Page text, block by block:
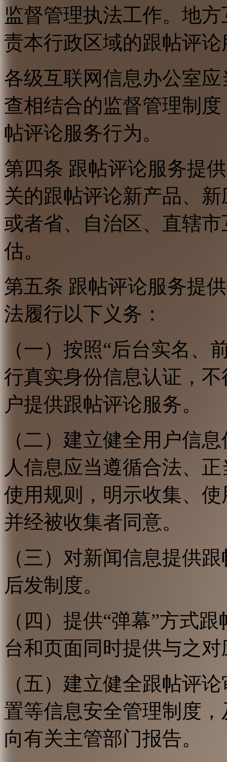
监督管理执法工作。地
责本行政区域的跟帖评
各级互联网信息办公室
查相结合的监督管理制
帖评论服务行为。
第四条 跟帖评论服务提
关的跟帖评论新产品、
或者省、自治区、直辖
估。
第五条 跟帖评论服务提
法履行以下义务：
（一）按照“后台实名、
行真实身份信息认证，
户提供跟帖评论服务。
（二）建立健全用户信
人信息应当遵循合法、
使用规则，明示收集、
并经被收集者同意。
（三）对新闻信息提供
后发制度。
（四）提供“弹幕”方式
台和页面同时提供与之
（五）建立健全跟帖评
置等信息安全管理制度
向有关主管部门报告。